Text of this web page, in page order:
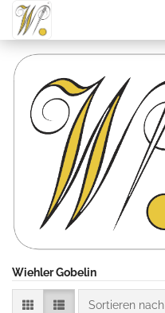
Wiehler Gobelin
Sortieren nach
Sortieren nach